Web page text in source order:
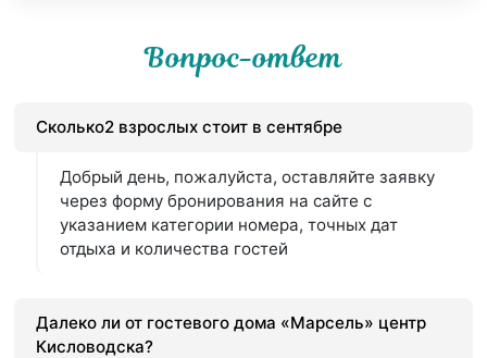
Вопрос-ответ
Сколько2 взрослых стоит в сентябре
Добрый день, пожалуйста, оставляйте заявку
через форму бронирования на сайте с
указанием категории номера, точных дат
отдыха и количества гостей
Далеко ли от гостевого дома «Марсель» центр
Кисловодска?